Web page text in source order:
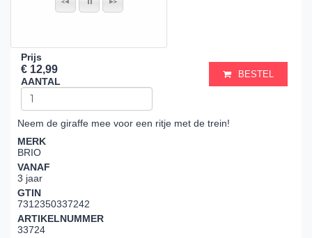
Prijs
€ 12,99
AANTAL
BESTEL
Neem de giraffe mee voor een ritje met de trein!
MERK
BRIO
VANAF
3 jaar
GTIN
7312350337242
ARTIKELNUMMER
33724